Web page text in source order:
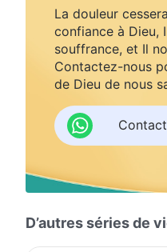
mais Je rejette cette
Je loue ceux qui
jamais ceux qui ne
Ils n'échapperont pas
peu importe leur
La vraie raison de
La douleur
confiance à Dieu,
souffrance, et Il
Contactez-nous
de Dieu de nous
D’autres séries de